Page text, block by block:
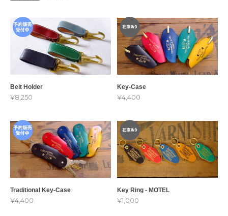
Belt Holder
¥8,250
Key-Case
¥4,400
Traditional Key-Case
¥4,400
Key Ring - MOTEL
¥1,000